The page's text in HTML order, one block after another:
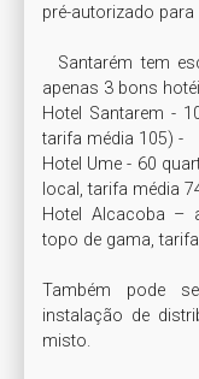
pré-autorizado
apenas 3 bons
Hotel Santarem -
tarifa média 105) -
Hotel Ume - 60
local, tarifa média
Hotel Alcacoba –
topo de gama,
Também pode
instalação de
misto.